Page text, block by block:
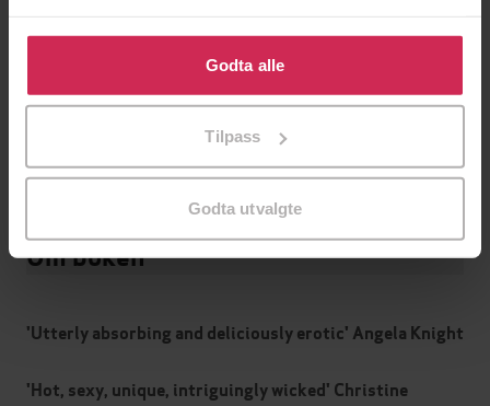
Klikk på «Godta alle» for å gi oss ditt samtykke til å
bruke cookies for alle disse formålene. Du kan også
tilpasse ditt samtykke til spesifikke formål ved å klikke
Godta alle
Tilpass
Godta utvalgte
mp3
DRM-
Kun app
ISBN 9781405551748
Om boken
'Utterly absorbing and deliciously erotic' Angela Knight
'Hot, sexy, unique, intriguingly wicked' Christine